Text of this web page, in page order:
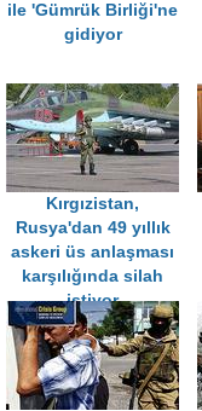
ile 'Gümrük Birliği'ne
gidiyor
Kırgızistan,
Rusya'dan 49 yıllık
askeri üs anlaşması
karşılığında silah
istiyor